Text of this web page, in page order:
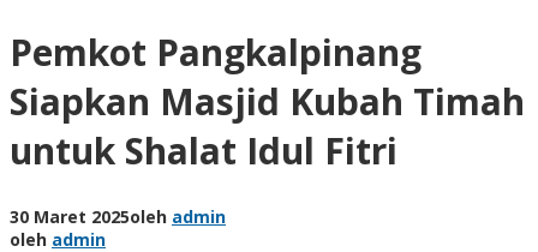
Pemkot Pangkalpinang
Siapkan Masjid Kubah Timah
untuk Shalat Idul Fitri
30 Maret 2025oleh admin
oleh admin